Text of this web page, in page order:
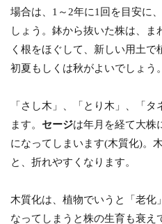
場合は、1～2年に1回を目安に
しょう。鉢から抜いた株は、ま
く根をほぐして、新しい用土
初夏もしくは秋がよいでしょう。
「さし木」、「とり木」、「
ます。 セージは年月を経て大株
になってしまいます(木質化)。
と、折れやすくなります。
木質化は、植物でいうと「老化
なってしまうと株の生育も衰え